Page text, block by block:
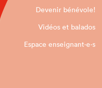
Devenir bénévole!
Vidéos et balados
Espace enseignant·e⋅s